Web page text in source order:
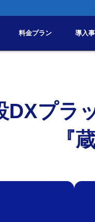
料金プラン 導入
DXプラ
『